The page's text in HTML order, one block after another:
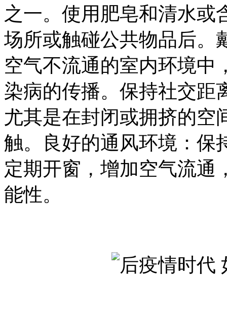
之一。使用肥皂和清水或
场所或触碰公共物品后。
空气不流通的室内环境中
染病的传播。 保持社交距
尤其是在封闭或拥挤的空
触。
良好的通风环境 ：
定期开窗，增加空气流通
能性。